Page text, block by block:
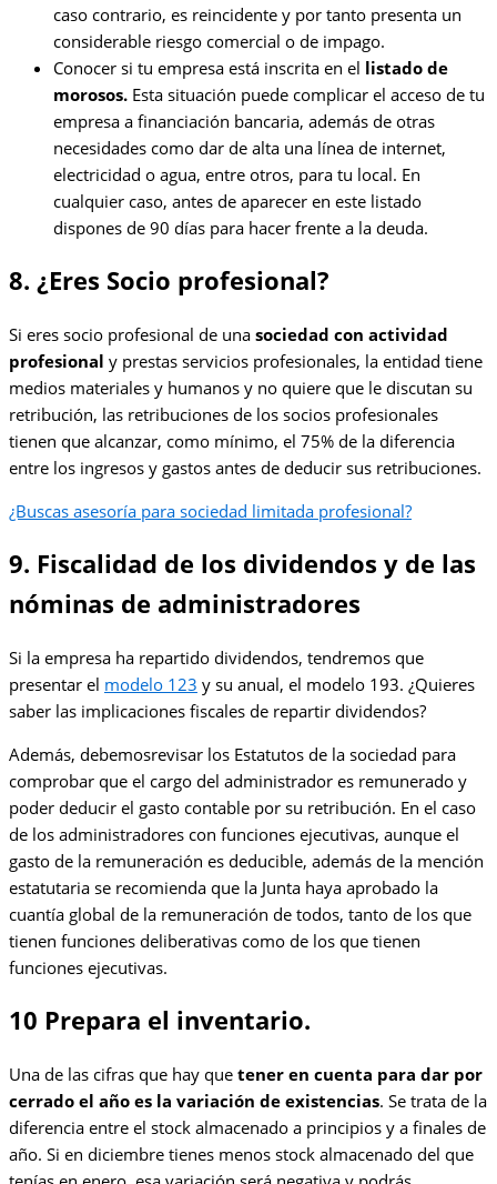
caso contrario, es reincidente y por tanto presenta un
considerable riesgo comercial o de impago.
Conocer si tu empresa está inscrita en el listado de
morosos. Esta situación puede complicar el acceso de tu
empresa a financiación bancaria, además de otras
necesidades como dar de alta una línea de internet,
electricidad o agua, entre otros, para tu local. En
cualquier caso, antes de aparecer en este listado
dispones de 90 días para hacer frente a la deuda.
8. ¿Eres Socio profesional?
Si eres socio profesional de una sociedad con actividad
profesional y prestas servicios profesionales, la entidad tiene
medios materiales y humanos y no quiere que le discutan su
retribución, las retribuciones de los socios profesionales
tienen que alcanzar, como mínimo, el 75% de la diferencia
entre los ingresos y gastos antes de deducir sus retribuciones.
¿Buscas asesoría para sociedad limitada profesional?
9. Fiscalidad de los dividendos y de las
nóminas de administradores
Si la empresa ha repartido dividendos, tendremos que
presentar el modelo 123 y su anual, el modelo 193. ¿Quieres
saber las implicaciones fiscales de repartir dividendos?
Además, debemosrevisar los Estatutos de la sociedad para
comprobar que el cargo del administrador es remunerado y
poder deducir el gasto contable por su retribución. En el caso
de los administradores con funciones ejecutivas, aunque el
gasto de la remuneración es deducible, además de la mención
estatutaria se recomienda que la Junta haya aprobado la
cuantía global de la remuneración de todos, tanto de los que
tienen funciones deliberativas como de los que tienen
funciones ejecutivas.
10 Prepara el inventario.
Una de las cifras que hay que tener en cuenta para dar por
cerrado el año es la variación de existencias. Se trata de la
diferencia entre el stock almacenado a principios y a finales de
año. Si en diciembre tienes menos stock almacenado del que